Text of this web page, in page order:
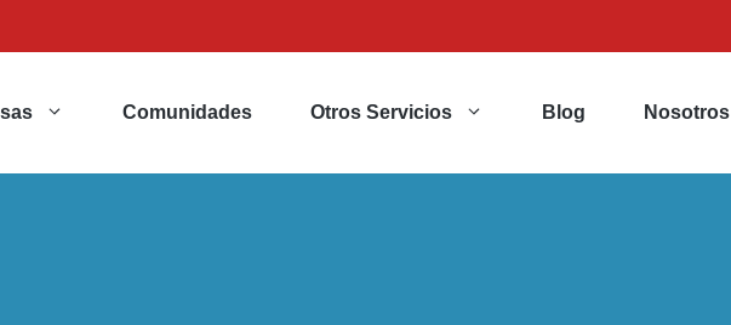
Comunidades Otros Servicios Blog Nosotros